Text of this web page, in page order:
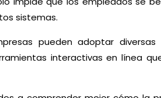
sistemas.
pueden adoptar diversas
interactivas en línea